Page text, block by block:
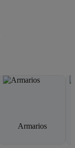
Armarios